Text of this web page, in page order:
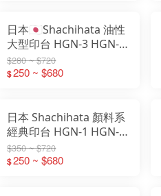
日本🇯🇵Shachihata 油性
大型印台 HGN-3 HGN-4
速乾 印台
$280 ~ $720
$250 ~ $680
日本 Shachihata 顏料系
經典印台 HGN-1 HGN-2
HGN-3 補充液 薄墨 速乾
$350 ~ $720
$250 ~ $680